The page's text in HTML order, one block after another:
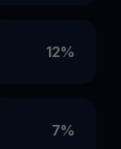
12%
7%